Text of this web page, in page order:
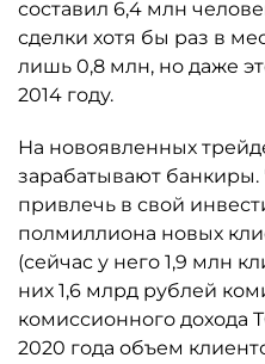
составил 6,4 млн
сделки хотя бы раз в
лишь 0,8 млн, но даже
2014 году.
На новоявленных
зарабатывают банкиры.
привлечь в свой
полмиллиона новых
(сейчас у него 1,9 млн
них 1,6 млрд рублей
комиссионного дохода
2020 года объем